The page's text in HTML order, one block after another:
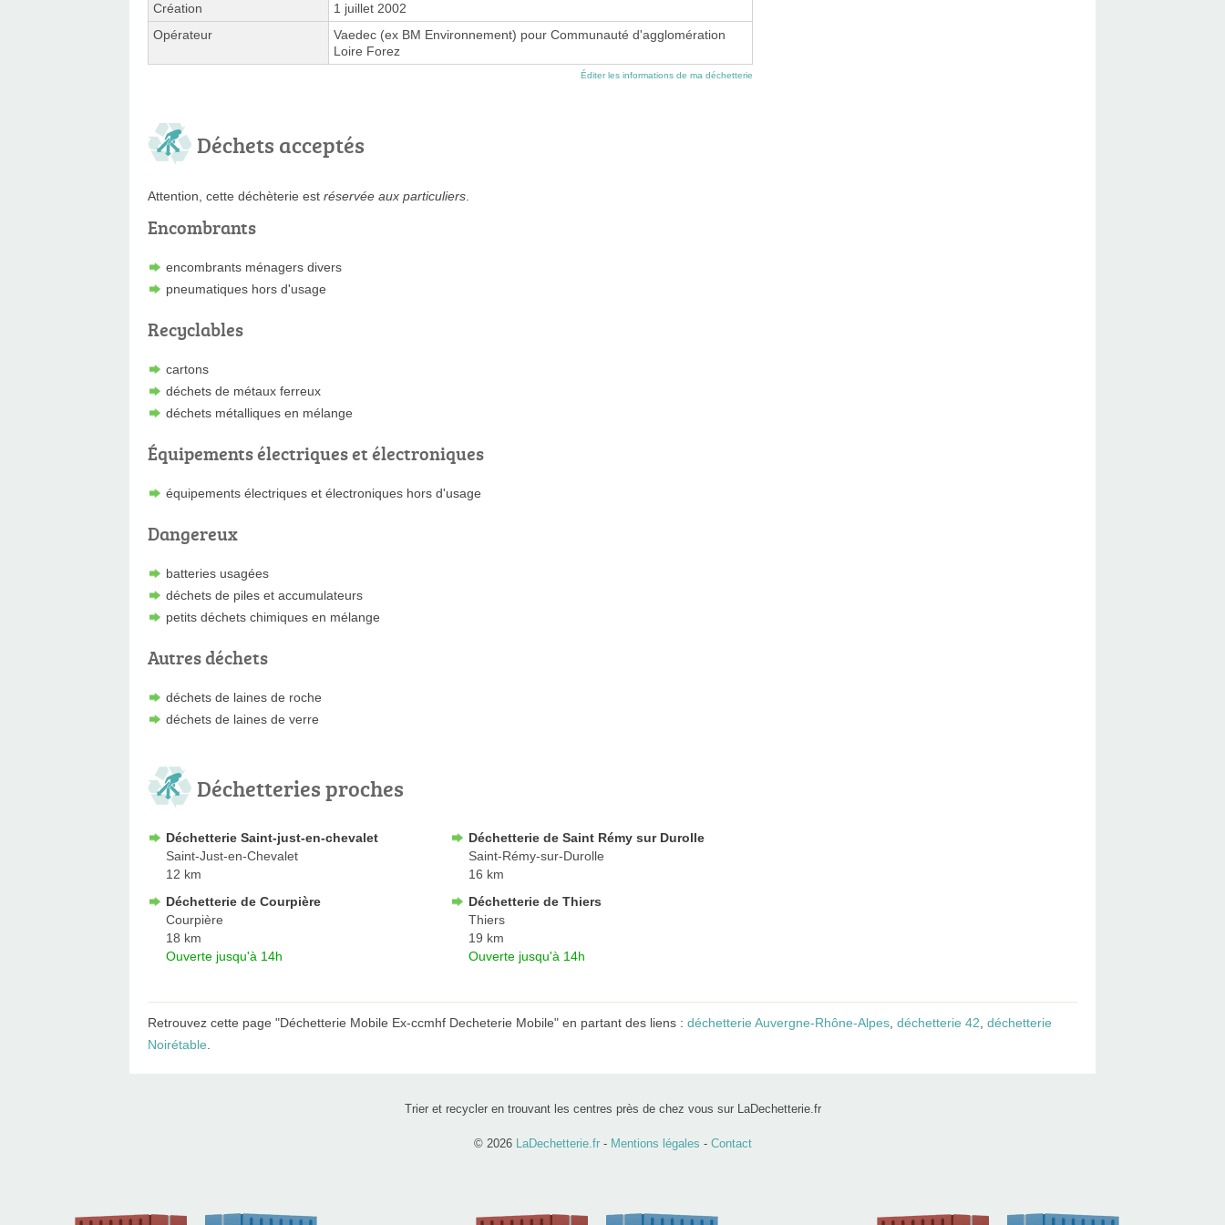
Création
1 juillet 2002
Opérateur
Vaedec (ex BM Environnement) pour Communauté d'agglomération
Loire Forez
Éditer les informations de ma déchetterie
Déchets acceptés
Attention, cette déchèterie est réservée aux particuliers
Encombrants
encombrants ménagers divers
pneumatiques hors d'usage
Recyclables
cartons
déchets de métaux ferreux
déchets métalliques en mélange
Équipements électriques et électroniques
équipements électriques et électroniques hors d'usage
Dangereux
batteries usagées
déchets de piles et accumulateurs
petits déchets chimiques en mélange
Autres déchets
déchets de laines de roche
déchets de laines de verre
Déchetteries proches
Déchetterie Saint-just-en-chevalet
Saint-Just-en-Chevalet
12 km
Déchetterie de Saint Rémy sur Durolle
Saint-Rémy-sur-Durolle
16 km
Déchetterie de Courpière
Courpière
18 km
Ouverte jusqu'à 14h
Déchetterie de Thiers
Thiers
19 km
Ouverte jusqu'à 14h
Retrouvez cette page "Déchetterie Mobile Ex-ccmhf Decheterie Mobile" en partant des liens : déchetterie Auvergne-Rhône-Alpes déchetterie 42 déchetterie
Noirétable
Trier et recycler en trouvant les centres près de chez vous sur LaDechetterie.fr
© 2026 LaDechetterie.fr - Mentions légales - Contact